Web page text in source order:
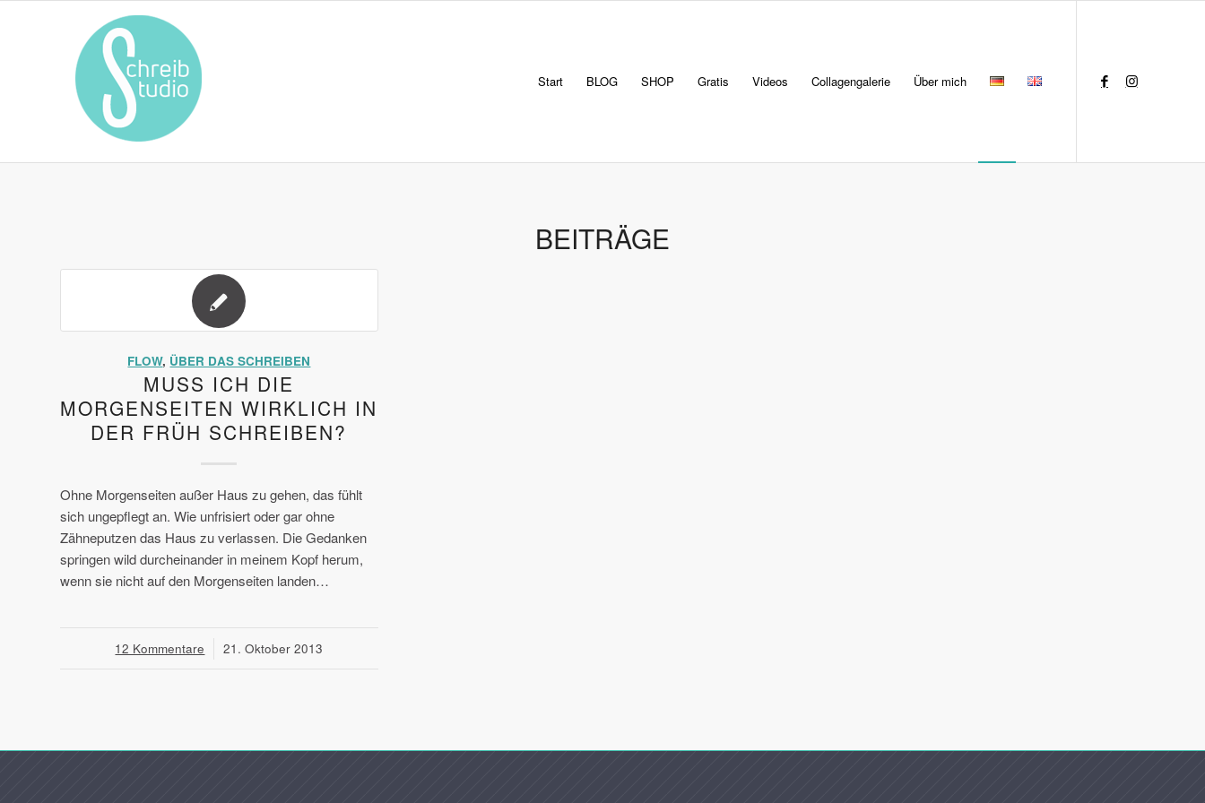
Start BLOG SHOP Gratis Videos Collagengalerie Über mich
BEITRÄGE
FLOW, ÜBER DAS SCHREIBEN
MUSS ICH DIE
MORGENSEITEN WIRKLICH IN
DER FRÜH SCHREIBEN?
Ohne Morgenseiten außer Haus zu gehen, das fühlt
sich ungepflegt an. Wie unfrisiert oder gar ohne
Zähneputzen das Haus zu verlassen. Die Gedanken
springen wild durcheinander in meinem Kopf herum,
wenn sie nicht auf den Morgenseiten landen…
12 Kommentare
/ 21. Oktober 2013